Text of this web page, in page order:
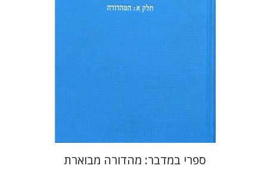
ספרי במדבר: מהדורה מבוארת